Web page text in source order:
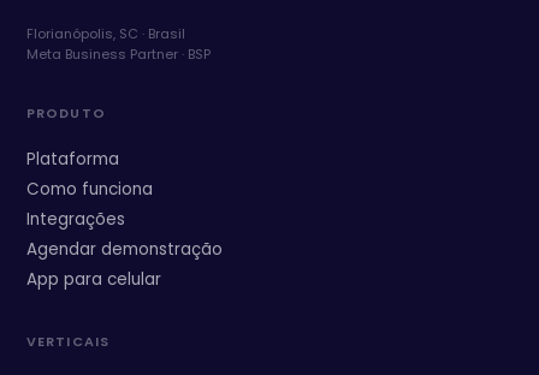
Florianópolis, SC · Brasil
Meta Business Partner · BSP
PRODUTO
Plataforma
Como funciona
Integrações
Agendar demonstração
App para celular
VERTICAIS